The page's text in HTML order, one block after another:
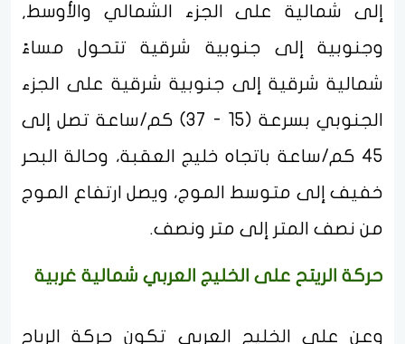
إلى شمالية على الجزء الشمالي والأوسط,
وجنوبية إلى جنوبية شرقية تتحول مساءً
شمالية شرقية إلى جنوبية شرقية على الجزء
الجنوبي بسرعة (15 - 37) كم/ساعة تصل إلى
45 كم/ساعة باتجاه خليج العقبة، وحالة البحر
خفيف إلى متوسط الموج، ويصل ارتفاع الموج
من نصف المتر إلى متر ونصف.
حركة الريتح على الخليج العربي شمالية غربية
وعن على الخليج العربي تكون حركة الرياح